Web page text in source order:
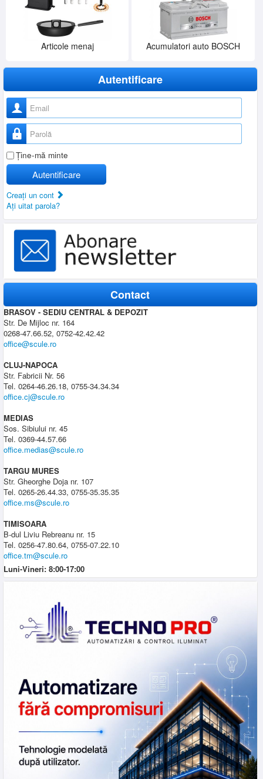
Articole menaj Acumulatori auto BOSCH
Autentificare
Nume utilizator
Parolă
Ţine-mă minte
Autentificare
Creaţi un cont
Aţi uitat parola?
Contact
BRASOV - SEDIU CENTRAL & DEPOZIT
Str. De Mijloc nr. 164
0268-47.66.52, 0752-42.42.42
office@scule.ro
CLUJ-NAPOCA
Str. Fabricii Nr. 56
Tel. 0264-46.26.18, 0755-34.34.34
office.cj@scule.ro
MEDIAS
Sos. Sibiului nr. 45
Tel. 0369-44.57.66
office.medias@scule.ro
TARGU MURES
Str. Gheorghe Doja nr. 107
Tel. 0265-26.44.33, 0755-35.35.35
office.ms@scule.ro
TIMISOARA
B-dul Liviu Rebreanu nr. 15
Tel. 0256-47.80.64, 0755-07.22.10
office.tm@scule.ro
Luni-Vineri: 8:00-17:00